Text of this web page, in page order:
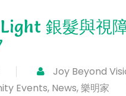
Light 銀髮與視
Joy Beyond
Events, News,樂明家